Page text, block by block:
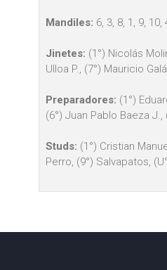
Mandiles: 6, 3, 8, 1, 9, 10,
Jinetes: (1°) Nicolás
Ulloa P., (7°) Mauricio
Preparadores: (1°)
(6°) Juan Pablo Baeza
Studs: (1°) Cristian
Perro, (9°) Salvapatos,